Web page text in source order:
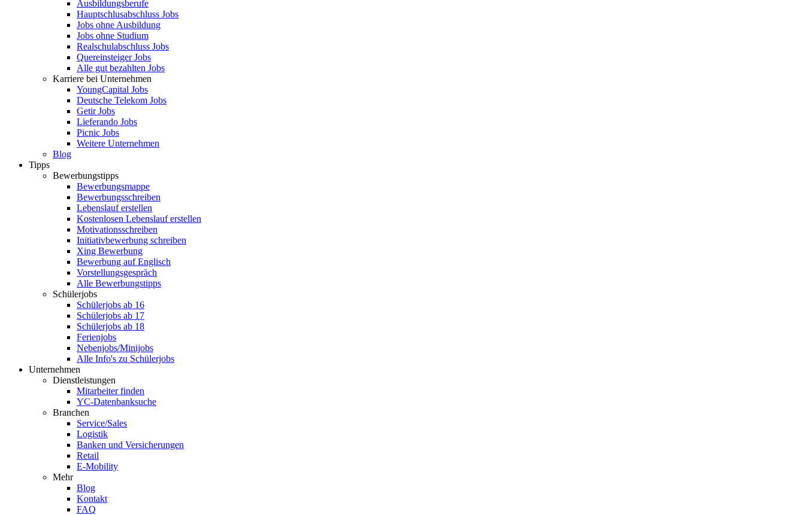
Ausbildungsberufe
Hauptschlusabschluss Jobs
Jobs ohne Ausbildung
Jobs ohne Studium
Realschulabschluss Jobs
Quereinsteiger Jobs
Alle gut bezahlten Jobs
Karriere bei Unternehmen
YoungCapital Jobs
Deutsche Telekom Jobs
Getir Jobs
Lieferando Jobs
Picnic Jobs
Weitere Unternehmen
Blog
Tipps
Bewerbungstipps
Bewerbungsmappe
Bewerbungsschreiben
Lebenslauf erstellen
Kostenlosen Lebenslauf erstellen
Motivationsschreiben
Initiativbewerbung schreiben
Xing Bewerbung
Bewerbung auf Englisch
Vorstellungsgespräch
Alle Bewerbungstipps
Schülerjobs
Schülerjobs ab 16
Schülerjobs ab 17
Schülerjobs ab 18
Ferienjobs
Nebenjobs/Minijobs
Alle Info's zu Schülerjobs
Unternehmen
Dienstleistungen
Mitarbeiter finden
YC-Datenbanksuche
Branchen
Service/Sales
Logistik
Banken und Versicherungen
Retail
E-Mobility
Mehr
Blog
Kontakt
FAQ